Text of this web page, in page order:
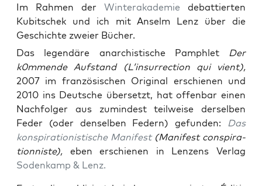
Im Rahmen der Winterakademie debattierten
Kubitschek und ich mit Anselm Lenz über die
Geschichte zweier Bücher.
Das legen­dä­re anar­chis­ti­sche Pam­phlet Der
k0mmende Auf­stand (L’insur­rec­tion qui vient),
2007 im fran­zö­si­schen Ori­gi­nal erschie­nen und
2010 ins Deut­sche über­setzt, hat offen­bar einen
Nach­fol­ger aus zumin­dest teil­wei­se der­sel­ben
Feder (oder den­sel­ben Federn) gefun­den: Das
kon­spi­ra­tio­nis­ti­sche Mani­fest(Mani­fest con­spi­ra­
ti­onnis­te), eben erschie­nen in Len­zens Ver­lag
Soden­kamp & Lenz.